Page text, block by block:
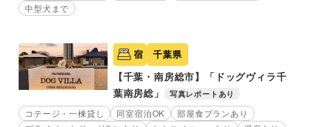
中型犬まで
宿 千葉県
【千葉・南房総市】「ドッグヴィラ千
葉南房総」
写真レポートあり
コテージ・一棟貸し 同室宿泊OK
部屋食プランあり